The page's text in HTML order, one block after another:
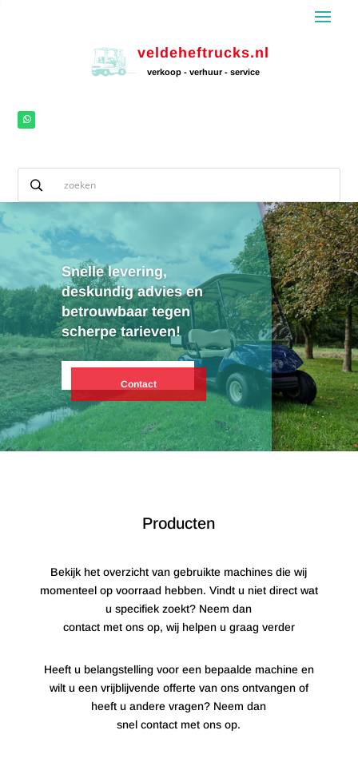
veldeheftrucks.nl
verkoop - verhuur - service
Snelle levering,
deskundig advies en
betrouwbaar tegen
scherpe tarieven!
Contact
Producten
Bekijk het overzicht van gebruikte machines die wij
momenteel op voorraad hebben. Vindt u niet direct wat
u specifiek zoekt? Neem dan
contact met ons op, wij helpen u graag verder
Heeft u belangstelling voor een bepaalde machine en
wilt u een vrijblijvende offerte van ons ontvangen of
heeft u andere vragen? Neem dan
snel contact met ons op.